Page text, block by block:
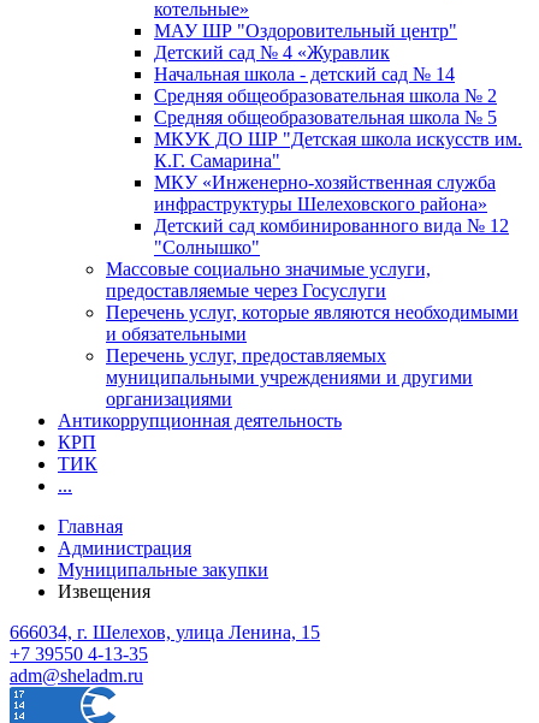
котельные»
МАУ ШР "Оздоровительный центр"
Детский сад № 4 «Журавлик
Начальная школа - детский сад № 14
Средняя общеобразовательная школа № 2
Средняя общеобразовательная школа № 5
МКУК ДО ШР "Детская школа искусств им.
К.Г. Самарина"
МКУ «Инженерно-хозяйственная служба
инфраструктуры Шелеховского района»
Детский сад комбинированного вида № 12
"Солнышко"
Массовые социально значимые услуги,
предоставляемые через Госуслуги
Перечень услуг, которые являются необходимыми
и обязательными
Перечень услуг, предоставляемых
муниципальными учреждениями и другими
организациями
Антикоррупционная деятельность
КРП
ТИК
...
Главная
Администрация
Муниципальные закупки
Извещения
666034, г. Шелехов, улица Ленина, 15
+7 39550 4-13-35
adm@sheladm.ru